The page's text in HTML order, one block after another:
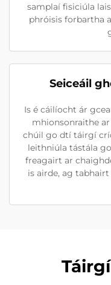
samplaí fisiciúla
phróisis forbartha
Seiceáil
Is é cáilíocht ár
mhionsonraithe
chúil go dtí táirgí
leithniúla tástála
freagairt ar
is airde, ag